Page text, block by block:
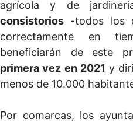
agrícola y de
consistorios -todos los
correctamente en
beneficiarán de este
primera vez en 2021 y
menos de 10.000
Por comarcas, los